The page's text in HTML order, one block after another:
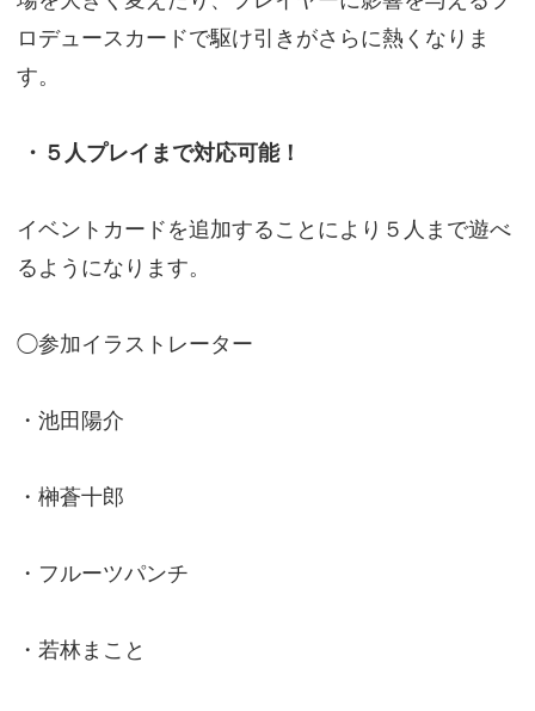
ロデュースカードで駆け引きがさらに熱くなりま
す。
・５人プレイまで対応可能！
イベントカードを追加することにより５人まで遊べ
るようになります。
◯参加イラストレーター
・池田陽介
・榊蒼十郎
・フルーツパンチ
・若林まこと